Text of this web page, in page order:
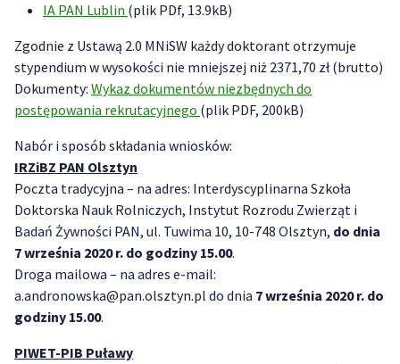
IA PAN Lublin (plik PDf, 13.9kB)
Zgodnie z Ustawą 2.0 MNiSW każdy doktorant otrzymuje
stypendium w wysokości nie mniejszej niż 2371,70 zł (brutto)
Dokumenty: Wykaz dokumentów niezbędnych do
postępowania rekrutacyjnego (plik PDF, 200kB)
Nabór i sposób składania wniosków:
IRZiBZ PAN Olsztyn
Poczta tradycyjna – na adres: Interdyscyplinarna Szkoła
Doktorska Nauk Rolniczych, Instytut Rozrodu Zwierząt i
Badań Żywności PAN, ul. Tuwima 10, 10-748 Olsztyn, do dnia
7 września 2020 r. do godziny 15.00.
Droga mailowa – na adres e-mail:
a.andronowska@pan.olsztyn.pl do dnia 7 września 2020 r. do
godziny 15.00.
PIWET-PIB Puławy